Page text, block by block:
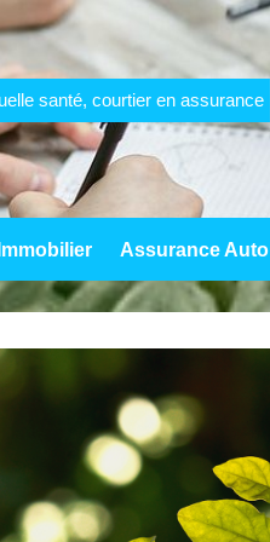
santé, courtier en assurance
Assurance Auto